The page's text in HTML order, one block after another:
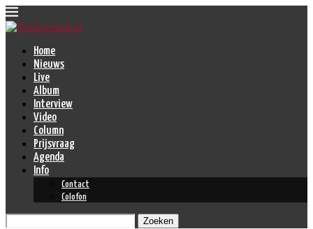
Home
Nieuws
Live
Album
Interview
Video
Column
Prijsvraag
Agenda
Info
Contact
Colofon
Zoeken